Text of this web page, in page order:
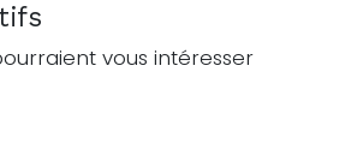
vous intéresser